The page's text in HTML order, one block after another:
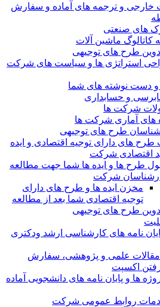
خارجی و ترجمه های آماده و سفارش
های صنعتی
ماشین آلات
طرح های توجیهی
استراتژی ها و سیاست های شرکت
دست نوشته های شما
و حسابداری
شرکت ها
های آماری شرکت ها
طرح های توجیهی
طرح های دارای توجیه اقتصادی و ایده
اقتصادی شرکت
طرح ها و ایده ها شما جهت مطالعه
شرکت
مخزن ایده ها و طرح های دارای
توجیه اقتصادی شما بعد از مطالعه
طرح های توجیهی
نامه های کارشناسی ارشد ودکتری
علمی و پژوهشی، سفارش
ها و پایان نامه های دانشجویی آماده
روابط عمومی شرکت